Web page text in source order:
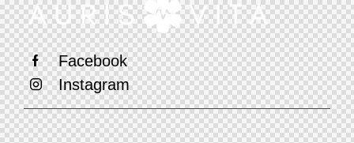
Facebook
Instagram